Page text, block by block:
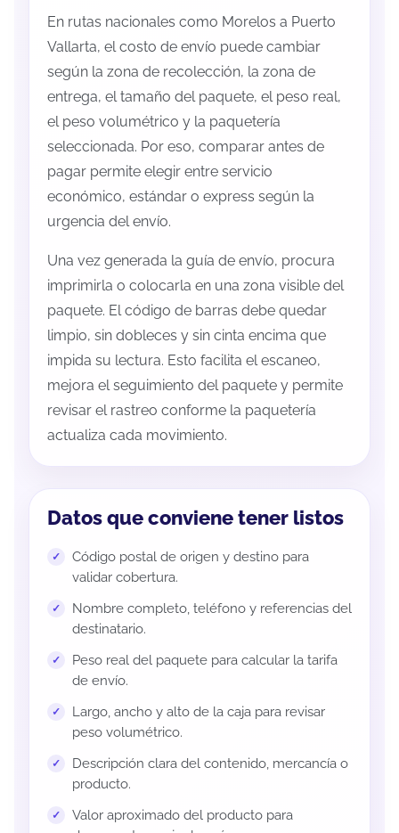
En rutas nacionales como Morelos a Puerto
Vallarta, el costo de envío puede cambiar
según la zona de recolección, la zona de
entrega, el tamaño del paquete, el peso real,
el peso volumétrico y la paquetería
seleccionada. Por eso, comparar antes de
pagar permite elegir entre servicio
económico, estándar o express según la
urgencia del envío.
Una vez generada la guía de envío, procura
imprimirla o colocarla en una zona visible del
paquete. El código de barras debe quedar
limpio, sin dobleces y sin cinta encima que
impida su lectura. Esto facilita el escaneo,
mejora el seguimiento del paquete y permite
revisar el rastreo conforme la paquetería
actualiza cada movimiento.
Datos que conviene tener listos
Código postal de origen y destino para
validar cobertura.
Nombre completo, teléfono y referencias del
destinatario.
Peso real del paquete para calcular la tarifa
de envío.
Largo, ancho y alto de la caja para revisar
peso volumétrico.
Descripción clara del contenido, mercancía o
producto.
Valor aproximado del producto para